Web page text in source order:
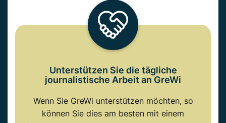
Unterstützen Sie die tägliche
journalistische Arbeit an GreWi
Wenn Sie GreWi unterstützen möchten, so
können Sie dies am besten mit einem